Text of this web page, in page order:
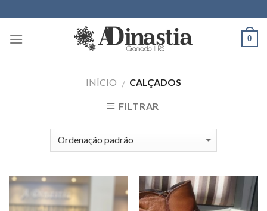
to
content
0
INÍCIO / CALÇADOS
FILTRAR